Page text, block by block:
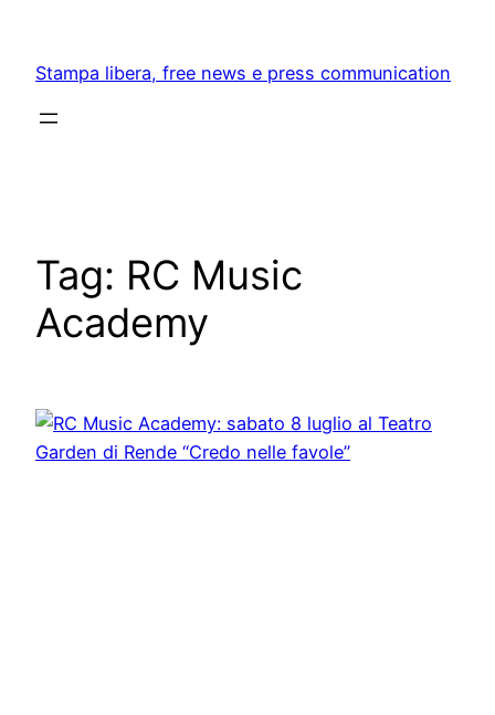
content
Stampa libera, free news e press communication
Tag: RC Music
Academy